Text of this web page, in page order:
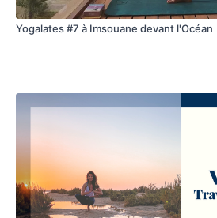
Yogalates #7 à Imsouane devant l'Océan